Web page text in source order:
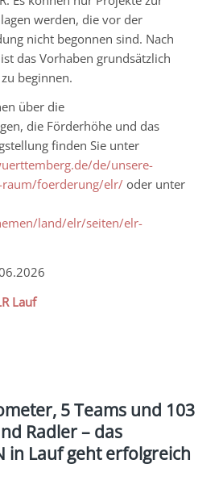
werden, die vor der
nicht begonnen sind. Nach
das Vorhaben grundsätzlich
beginnen.
über die
die Förderhöhe und das
finden Sie unter
de/unsere-
foerderung/elr/oder unter
land/elr/seiten/elr-
Lauf
5 Teams und 103
Radler – das
in Lauf geht erfolgreich